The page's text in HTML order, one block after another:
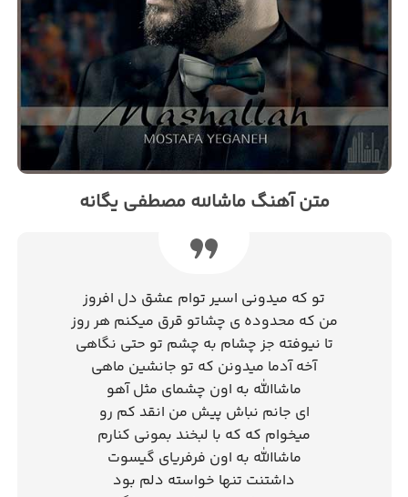
متن آهنگ ماشالله مصطفی یگانه
تو که میدونی اسیر توام عشق دل افروز
من که محدوده ی چشاتو قرق میکنم هر روز
تا نیوفته جز چشام به چشم تو حتی نگاهی
آخه آدما میدونن که تو جانشین ماهی
ماشاالله به اون چشمای مثل آهو
ای جانم نباش پیش من انقد کم رو
میخوام که که با لبخند بمونی کنارم
ماشاالله به اون فرفریای گیسوت
داشتنت تنها خواسته دلم بود